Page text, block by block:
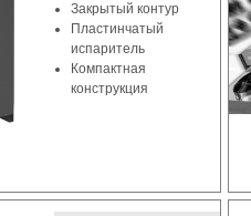
Закрытый контур
Пластинчатый
испаритель
Компактная
конструкция